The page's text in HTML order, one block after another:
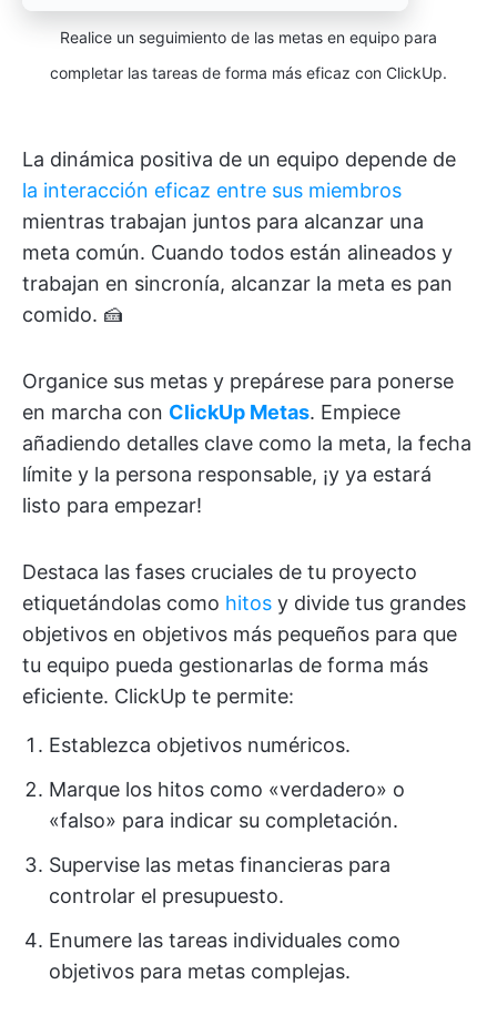
Realice un seguimiento de las metas en equipo para
completar las tareas de forma más eficaz con ClickUp.
La dinámica positiva de un equipo depende de
la interacción eficaz entre sus miembros
mientras trabajan juntos para alcanzar una
meta común. Cuando todos están alineados y
trabajan en sincronía, alcanzar la meta es pan
comido. 🍰
Organice sus metas y prepárese para ponerse
en marcha con ClickUp Metas. Empiece
añadiendo detalles clave como la meta, la fecha
límite y la persona responsable, ¡y ya estará
listo para empezar!
Destaca las fases cruciales de tu proyecto
etiquetándolas como hitos y divide tus grandes
objetivos en objetivos más pequeños para que
tu equipo pueda gestionarlas de forma más
eficiente. ClickUp te permite:
Establezca objetivos numéricos.
Marque los hitos como «verdadero» o
«falso» para indicar su completación.
Supervise las metas financieras para
controlar el presupuesto.
Enumere las tareas individuales como
objetivos para metas complejas.